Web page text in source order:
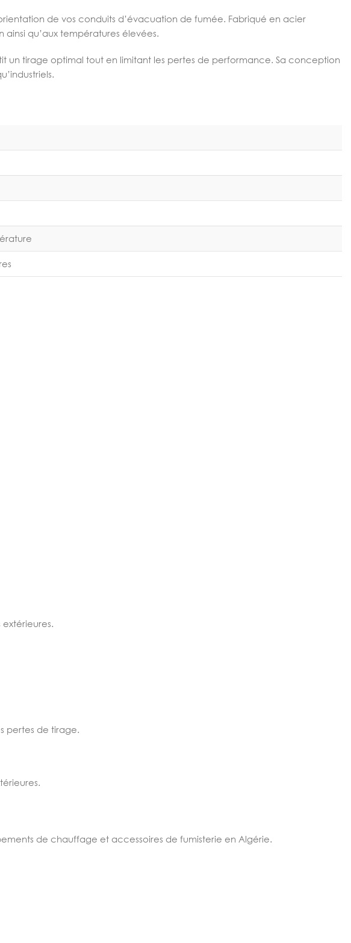
de vos conduits d’évacuation de fumée. Fabriqué en acier
qu’aux températures élevées.
un tirage optimal tout en limitant les pertes de performance. Sa conception
pertes de tirage.
de chauffage et accessoires de fumisterie en Algérie.